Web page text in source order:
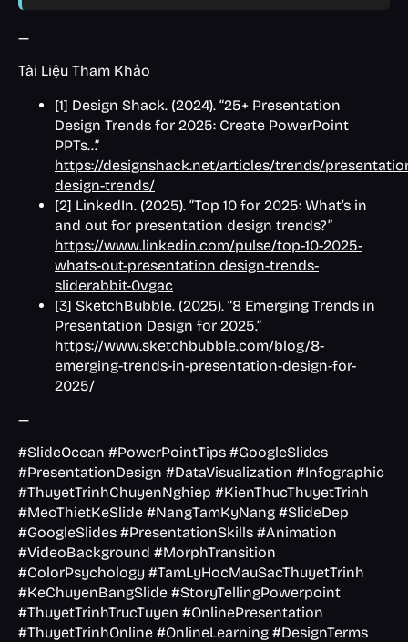
—
Tài Liệu Tham Khảo
[1] Design Shack. (2024). “25+ Presentation
Design Trends for 2025: Create PowerPoint
PPTs…”
https://designshack.net/articles/trends/
design-trends/
[2] LinkedIn. (2025). “Top 10 for 2025: What’s in
and out for presentation design trends?”
https://www.linkedin.com/pulse/top-10-2025-
whats-out-presentation design-trends-
sliderabbit-0vgac
[3] SketchBubble. (2025). “8 Emerging Trends in
Presentation Design for 2025.”
https://www.sketchbubble.com/blog/8-
emerging-trends-in-presentation-design-for-
2025/
—
#SlideOcean #PowerPointTips #GoogleSlides
#PresentationDesign #DataVisualization #Infographic
#ThuyetTrinhChuyenNghiep #KienThucThuyetTrinh
#MeoThietKeSlide #NangTamKyNang #SlideDep
#GoogleSlides #PresentationSkills #Animation
#VideoBackground #MorphTransition
#ColorPsychology #TamLyHocMauSacThuyetTrinh
#KeChuyenBangSlide #StoryTellingPowerpoint
#ThuyetTrinhTrucTuyen #OnlinePresentation
#ThuyetTrinhOnline #OnlineLearning #DesignTerms